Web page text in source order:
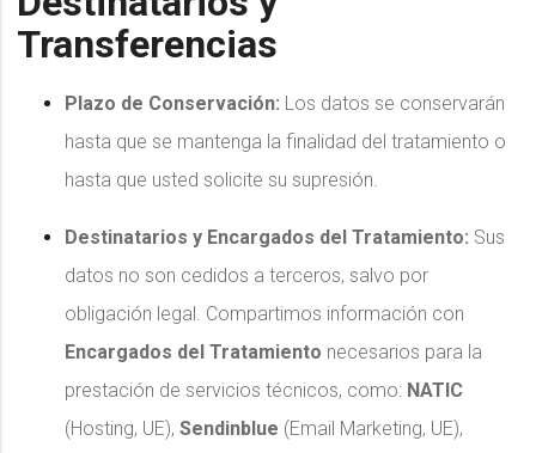
Transferencias
Plazo de Conservación: Los datos se conservarán
hasta que se mantenga la finalidad del tratamiento o
hasta que usted solicite su supresión.
Destinatarios y Encargados del Tratamiento: Sus
datos no son cedidos a terceros, salvo por
obligación legal. Compartimos información con
Encargados del Tratamiento necesarios para la
prestación de servicios técnicos, como: NATIC
(Hosting, UE),Sendinblue (Email Marketing, UE),